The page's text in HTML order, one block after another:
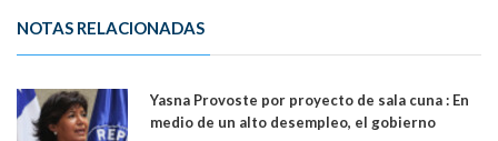
NOTAS RELACIONADAS
Yasna Provoste por proyecto de sala cuna : En
medio de un alto desempleo, el gobierno